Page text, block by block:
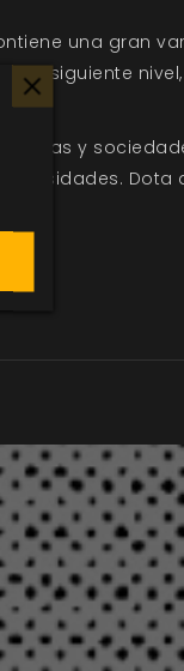
una gran
al siguiente
razas y
Dota